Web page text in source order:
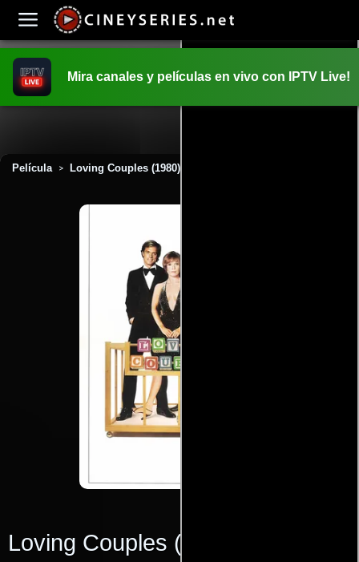
Mira canales y películas en vivo con IPTV Live!
Película > Loving Couples (1980)
Loving Couples (1980)